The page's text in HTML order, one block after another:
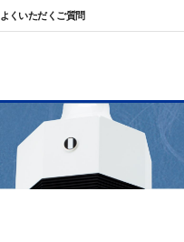
よくいただくご質問